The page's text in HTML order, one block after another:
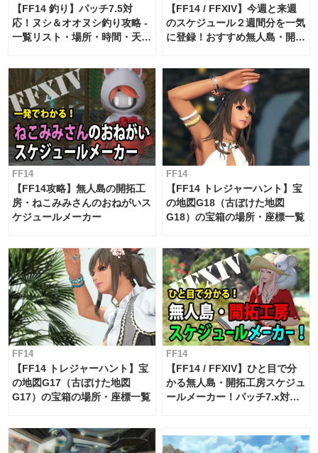
【FF14 釣り】パッチ7.5対
応！ヌシ＆オオヌシ釣り攻略 -
一覧リスト・場所・時間・天
【FF14 / FFXIV】今週と来週
のスケジュール２週間分を一気
に登録！おすすめ無人島・開拓
FF14
【FF14攻略】無人島の開拓工
房・ねこみみさんのおねがいス
ケジュールメーカー
FF14
【FF14 トレジャーハント】宝
の地図G18（古ぼけた地図
G18）の宝箱の場所・座標一覧
FF14
【FF14 トレジャーハント】宝
の地図G17（古ぼけた地図
G17）の宝箱の場所・座標一覧
FF14
【FF14 / FFXIV】ひと目で分
かる無人島・開拓工房スケジュ
ールメーカー！パッチ7.x対応